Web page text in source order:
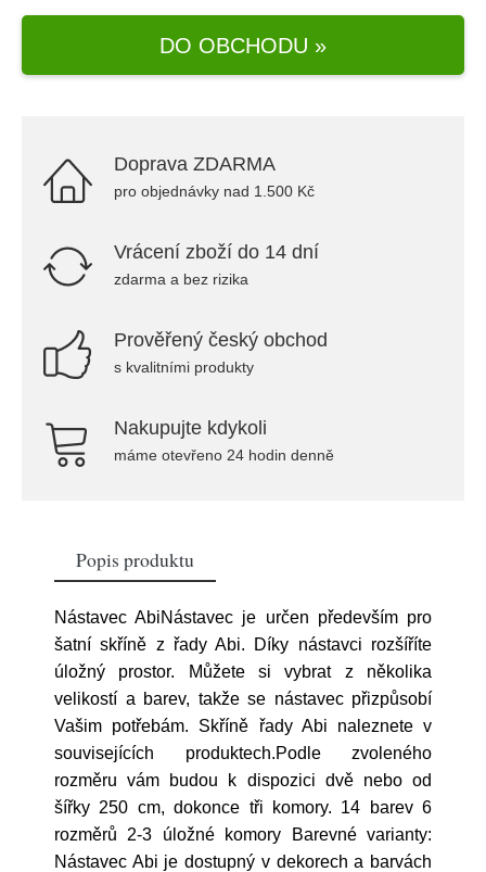
DO OBCHODU »
Doprava ZDARMA
pro objednávky nad 1.500 Kč
Vrácení zboží do 14 dní
zdarma a bez rizika
Prověřený český obchod
s kvalitními produkty
Nakupujte kdykoli
máme otevřeno 24 hodin denně
Popis produktu
Nástavec AbiNástavec je určen především pro
šatní skříně z řady Abi. Díky nástavci rozšíříte
úložný prostor. Můžete si vybrat z několika
velikostí a barev, takže se nástavec přizpůsobí
Vašim potřebám. Skříně řady Abi naleznete v
souvisejících produktech.Podle zvoleného
rozměru vám budou k dispozici dvě nebo od
šířky 250 cm, dokonce tři komory. 14 barev 6
rozměrů 2-3 úložné komory Barevné varianty:
Nástavec Abi je dostupný v dekorech a barvách